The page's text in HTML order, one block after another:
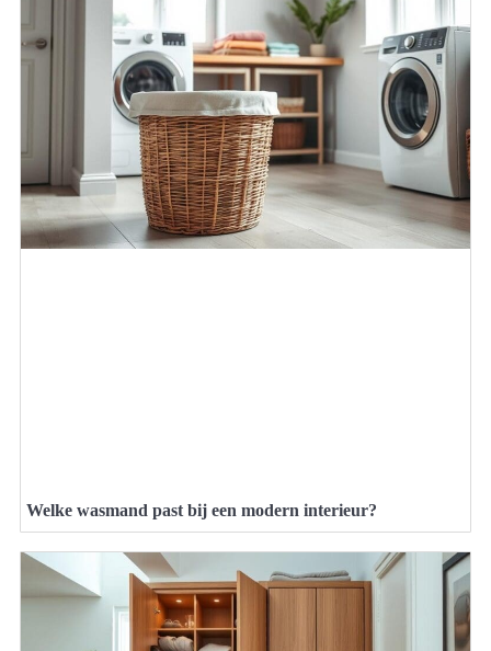
Welke wasmand past bij een modern interieur?